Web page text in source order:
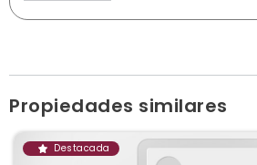
Ver publicaciones de la
Propiedades similares
Destacada